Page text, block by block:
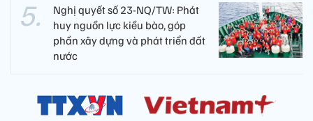
Nghị quyết số 23-NQ/TW: Phát
huy nguồn lực kiều bào, góp
phần xây dựng và phát triển đất
nước